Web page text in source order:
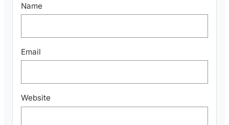
Name
Email
Website